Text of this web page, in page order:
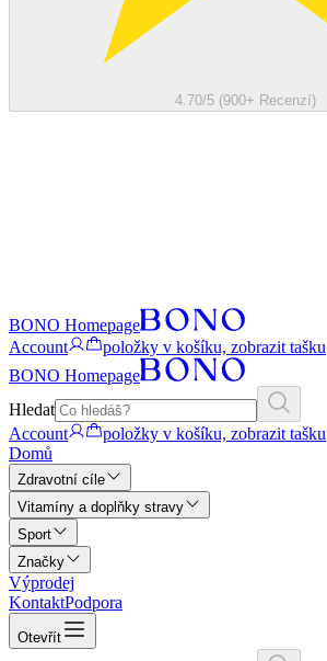
4.70/5 (900+ Recenzí)
BONO Homepage
Account
položky v košíku, zobrazit tašku
BONO Homepage
Hledat
Account
položky v košíku, zobrazit tašku
Domů
Zdravotní cíle
Vitamíny a doplňky stravy
Sport
Značky
Výprodej
KontaktPodpora
Otevřít